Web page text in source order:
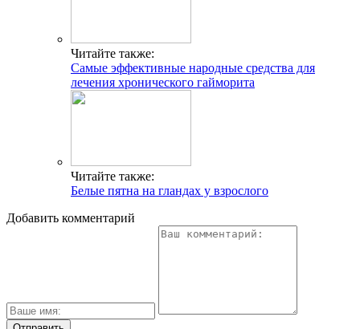
Читайте также:
Самые эффективные народные средства для
лечения хронического гайморита
Читайте также:
Белые пятна на гландах у взрослого
Добавить комментарий